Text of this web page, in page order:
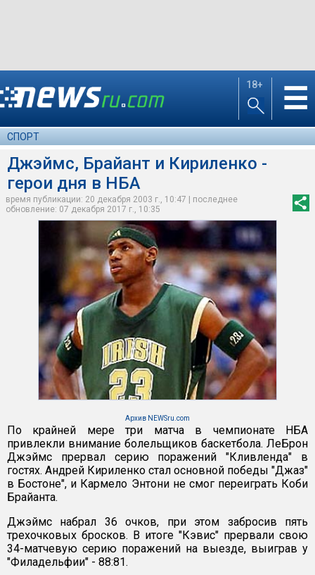
18+ ☰
СПОРТ
Джэймс, Брайант и Кириленко -
герои дня в НБА
время публикации: 20 декабря 2003 г., 10:47 | последнее
обновление: 07 декабря 2017 г., 10:35
Архив NEWSru.com
По крайней мере три матча в чемпионате НБА
привлекли внимание болельщиков баскетбола. ЛеБрон
Джэймс прервал серию поражений "Кливленда" в
гостях. Андрей Кириленко стал основной победы "Джаз"
в Бостоне", и Кармело Энтони не смог переиграть Коби
Брайанта.
Джэймс набрал 36 очков, при этом забросив пять
трехочковых бросков. В итоге "Кэвис" прервали свою
34-матчевую серию поражений на выезде, выиграв у
"Филадельфии" - 88:81.